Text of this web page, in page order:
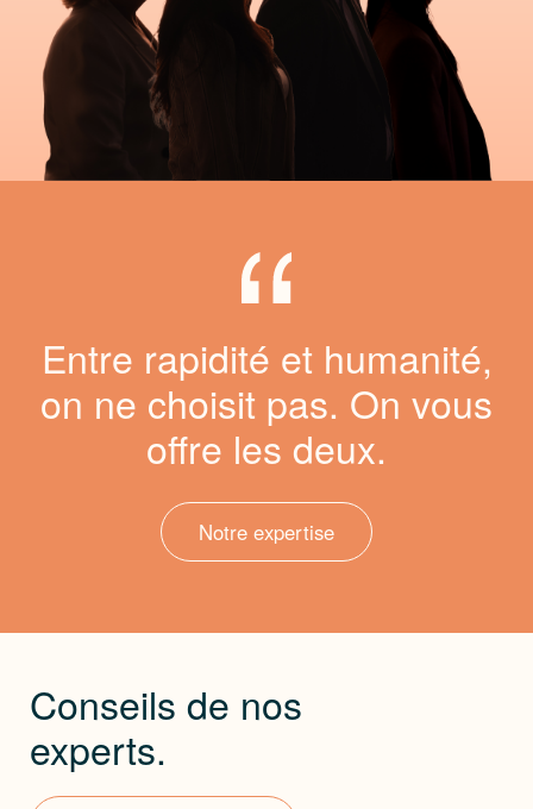
Entre rapidité et humanité,
on ne choisit pas. On vous
offre les deux.
Notre expertise
Conseils de nos
experts.